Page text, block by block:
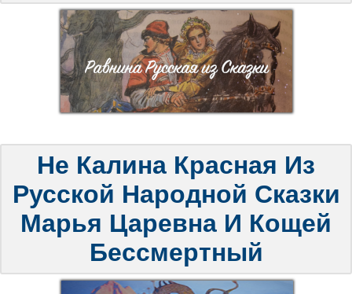
Не Калина Красная Из
Русской Народной Сказки
Марья Царевна И Кощей
Бессмертный